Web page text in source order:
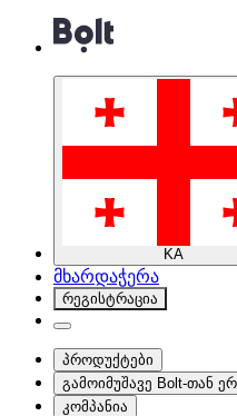
KA
მხარდაჭერა
რეგისტრაცია
პროდუქტები
გამოიმუშავე Bolt-თან
კომპანია